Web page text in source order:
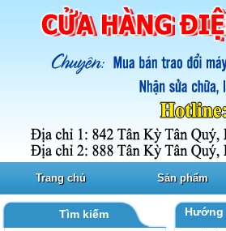
Trang chủ Sản phẩm
Tìm kiếm Hướng